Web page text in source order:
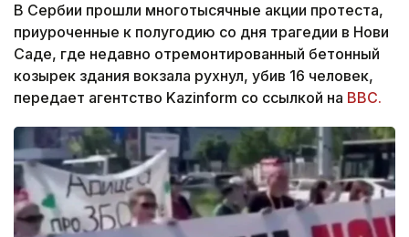
В Сербии прошли многотысячные акции протеста,
приуроченные к полугодию со дня трагедии в Нови
Саде, где недавно отремонтированный бетонный
козырек здания вокзала рухнул, убив 16 человек,
передает агентство Kazinform со ссылкой на ВВС.